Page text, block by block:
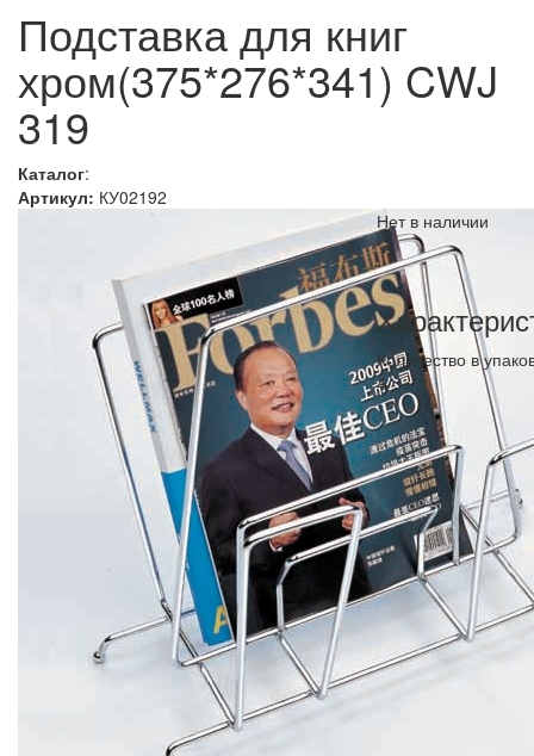
Подставка для книг
хром(375*276*341) CWJ
319
Каталог:
Артикул: КУ02192
Нет в наличии
Количество в
4